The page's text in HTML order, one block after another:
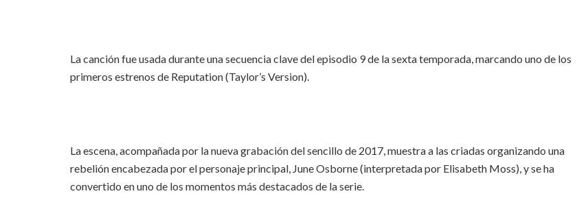
La canción fue usada durante una secuencia clave del episodio 9 de la sexta temporada, marcando uno de los
primeros estrenos de Reputation (Taylor’s Version).
La escena, acompañada por la nueva grabación del sencillo de 2017, muestra a las criadas organizando una
rebelión encabezada por el personaje principal, June Osborne (interpretada por Elisabeth Moss), y se ha
convertido en uno de los momentos más destacados de la serie.